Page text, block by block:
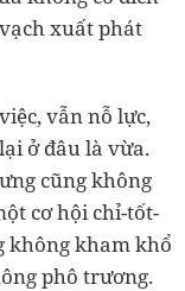
xuất phát
vẫn nỗ lực,
ở đâu là vừa.
cũng không
cơ hội chỉ-tốt-
không kham khổ
phô trương.